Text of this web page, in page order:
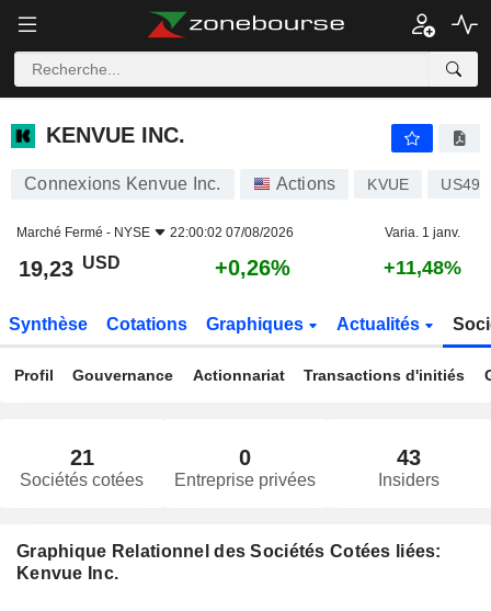
KENVUE INC.
KENVUE INC.
Connexions Kenvue Inc. Actions KVUE
Marché Fermé - NYSE 22:00:02 07/08/2026 Varia. 1 janv.
19,23 USD +0,26% +11,48%
Synthèse Cotations Graphiques Actualités
Profil Gouvernance Actionnariat Transactions d'initiés
21
Sociétés cotées
0
Entreprise privées
43
Insiders
Graphique Relationnel des Sociétés Cotées liées:
Kenvue Inc.